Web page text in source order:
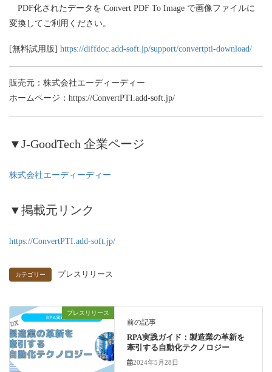
PDF化されたデータを Convert PDF To Image で画像ファイルに
変換してご利用ください。
[無料試用版] https://diffdoc.add-soft.jp/support/convertpti-download/
販売元：株式会社エーディーディー
ホームページ：https://ConvertPTI.add-soft.jp/
▼J-GoodTech 企業ページ
株式会社エーディーディー
▼掲載元リンク
https://ConvertPTI.add-soft.jp/
カテゴリー プレスリリース
プレスリリース
前の記事
RPA実践ガイド：製造業の革新を
牽引する自動化テクノロジー
2024年5月28日